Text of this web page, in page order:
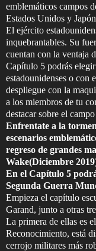
emblemáticos campos
Estados Unidos y
El ejército
inquebrantables. Su
cuentan con la ventaja
Capítulo 5 podrás
estadounidenses o con
despliegue con la
a los miembros de tu
destacar sobre el
Enfrentate a la
escenarios
regreso de grandes
Wake(Diciembre
En el Capítulo 5
Segunda Guerra
Empieza el capítulo
Garand, junto a otras
La primera de ellas es
Reconocimiento, está
cerrojo militares más